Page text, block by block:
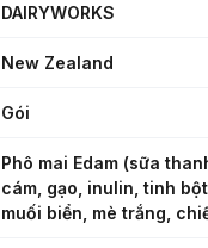
DAIRYWORKS
New Zealand
Gói
Phô mai Edam (sữa
cám, gạo, inulin, tinh
muối biển, mè trắng,